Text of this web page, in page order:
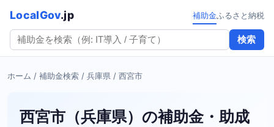
LocalGov.jp
検索
補助金ふるさと納税
ホーム / 補助金検索 / 兵庫県 / 西宮市
西宮市（兵庫県）の補助金・助成